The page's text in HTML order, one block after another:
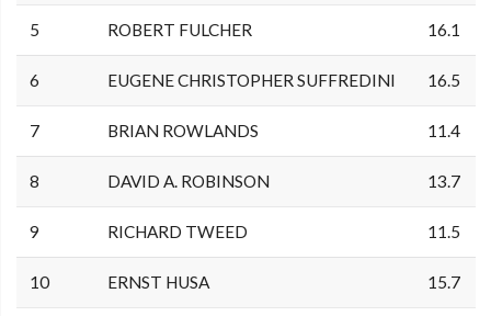
5 ROBERT FULCHER 16.1
6 EUGENE CHRISTOPHER SUFFREDINI 16.5
7 BRIAN ROWLANDS 11.4
8 DAVID A. ROBINSON 13.7
9 RICHARD TWEED 11.5
10 ERNST HUSA 15.7